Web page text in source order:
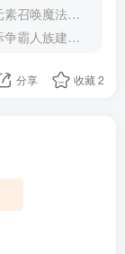
本能召唤水元素的魔法书呢？
、尖牙炮台与科技反应堆
分享 收藏2